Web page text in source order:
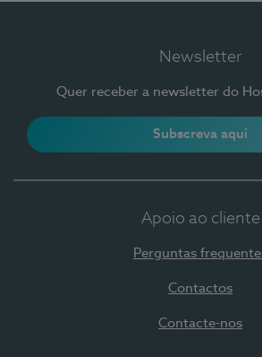
Newsletter
Quer receber a newsletter do
Subscreva aqui
Apoio ao cliente
Perguntas
Contactos
Contacte-nos